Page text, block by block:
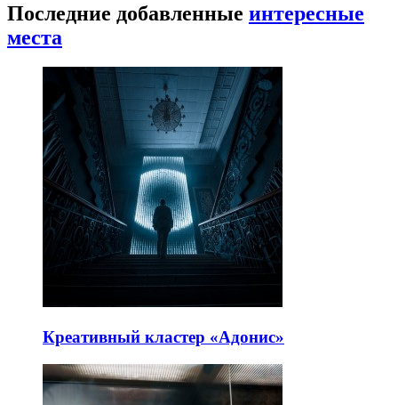
Последние добавленные интересные
места
Креативный кластер «Адонис»